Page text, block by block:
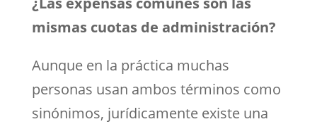
mismas cuotas de administración?
Aunque en la práctica muchas
personas usan ambos términos como
sinónimos, jurídicamente existe una